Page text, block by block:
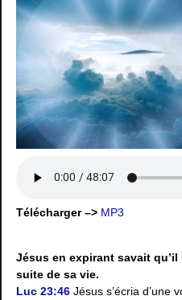
Télécharger –> MP3
Jésus en expirant savait qu’il
suite de sa vie.
Luc 23:46 Jésus s’écria d’une